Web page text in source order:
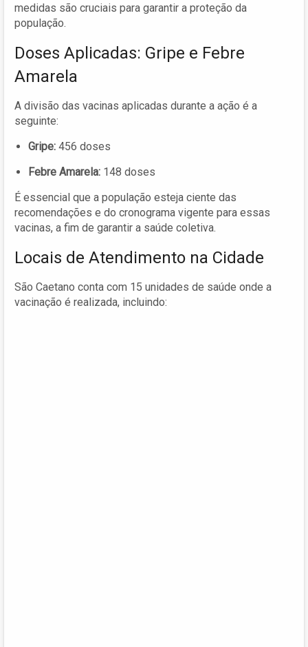
medidas são cruciais para garantir a proteção da
população.
Doses Aplicadas: Gripe e Febre
Amarela
A divisão das vacinas aplicadas durante a ação é a
seguinte:
Gripe: 456 doses
Febre Amarela: 148 doses
É essencial que a população esteja ciente das
recomendações e do cronograma vigente para essas
vacinas, a fim de garantir a saúde coletiva.
Locais de Atendimento na Cidade
São Caetano conta com 15 unidades de saúde onde a
vacinação é realizada, incluindo: